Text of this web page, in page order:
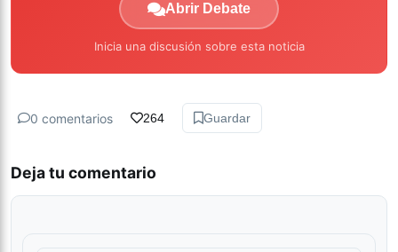
Abrir Debate
Inicia una discusión sobre esta noticia
0 comentarios 264 Guardar
Deja tu comentario